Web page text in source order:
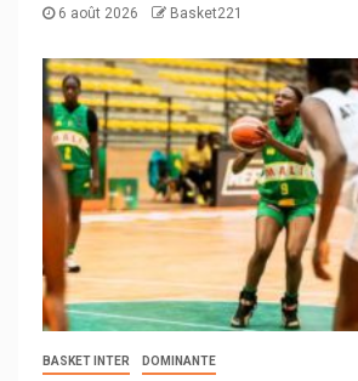
6 août 2026 Basket221
BASKET INTER DOMINANTE